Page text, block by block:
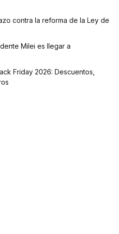
contra la reforma de la Ley de
Milei es llegar a
Friday 2026: Descuentos,